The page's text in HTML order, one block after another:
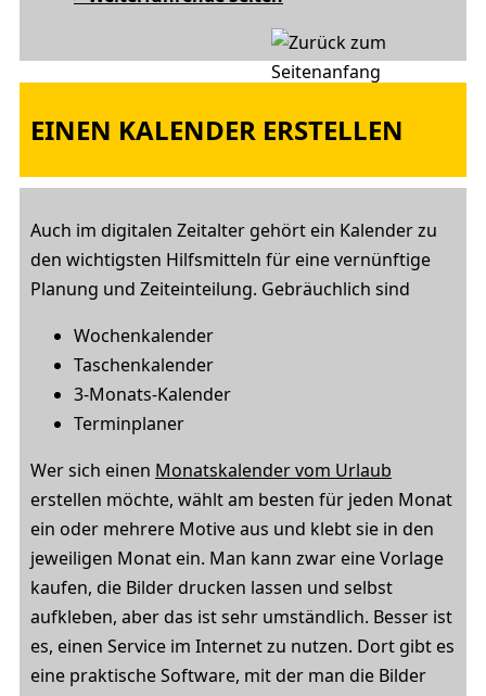
EINEN KALENDER ERSTELLEN
Auch im digitalen Zeitalter gehört ein Kalender zu
den wichtigsten Hilfsmitteln für eine vernünftige
Planung und Zeiteinteilung. Gebräuchlich sind
Wochenkalender
Taschenkalender
3-Monats-Kalender
Terminplaner
Wer sich einen Monatskalender vom Urlaub
erstellen möchte, wählt am besten für jeden Monat
ein oder mehrere Motive aus und klebt sie in den
jeweiligen Monat ein. Man kann zwar eine Vorlage
kaufen, die Bilder drucken lassen und selbst
aufkleben, aber das ist sehr umständlich. Besser ist
es, einen Service im Internet zu nutzen. Dort gibt es
eine praktische Software, mit der man die Bilder